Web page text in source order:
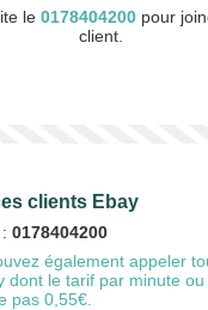
le 0178404200 pour
client.
clients Ebay
:0178404200
également appeler
dont le tarif par minute
pas 0,55€.